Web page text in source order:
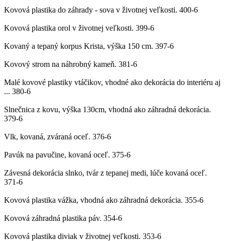
Kovová plastika do záhrady - sova v životnej veľkosti. 400-6
Kovová plastika orol v životnej veľkosti. 399-6
Kovaný a tepaný korpus Krista, výška 150 cm. 397-6
Kovový strom na náhrobný kameň. 381-6
Malé kovové plastiky vtáčikov, vhodné ako dekorácia do interiéru aj
... 380-6
Slnečnica z kovu, výška 130cm, vhodná ako záhradná dekorácia.
379-6
Vlk, kovaná, zváraná oceľ. 376-6
Pavúk na pavučine, kovaná oceľ. 375-6
Závesná dekorácia slnko, tvár z tepanej medi, lúče kovaná oceľ.
371-6
Kovová plastika vážka, vhodná ako záhradná dekorácia. 355-6
Kovová záhradná plastika páv. 354-6
Kovová plastika diviak v životnej veľkosti. 353-6